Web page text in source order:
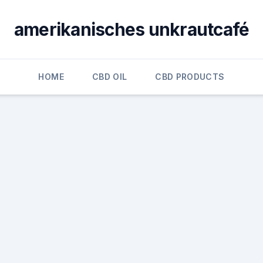
amerikanisches unkrautcafé
HOME CBD OIL CBD PRODUCTS